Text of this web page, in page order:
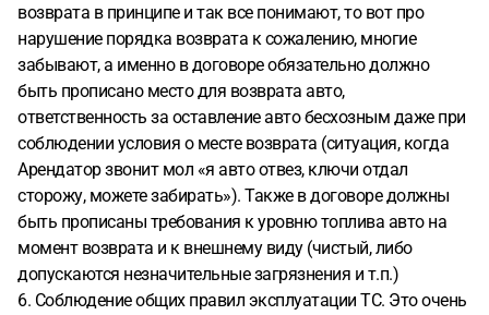
возврата в принципе и так все понимают, то вот про
нарушение порядка возврата к сожалению, многие
забывают, а именно в договоре обязательно должно
быть прописано место для возврата авто,
ответственность за оставление авто бесхозным даже при
соблюдении условия о месте возврата (ситуация, когда
Арендатор звонит мол «я авто отвез, ключи отдал
сторожу, можете забирать»). Также в договоре должны
быть прописаны требования к уровню топлива авто на
момент возврата и к внешнему виду (чистый, либо
допускаются незначительные загрязнения и т.п.)
6. Соблюдение общих правил эксплуатации ТС. Это очень